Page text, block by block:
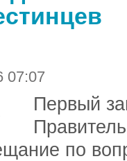
07:07
Первый
по